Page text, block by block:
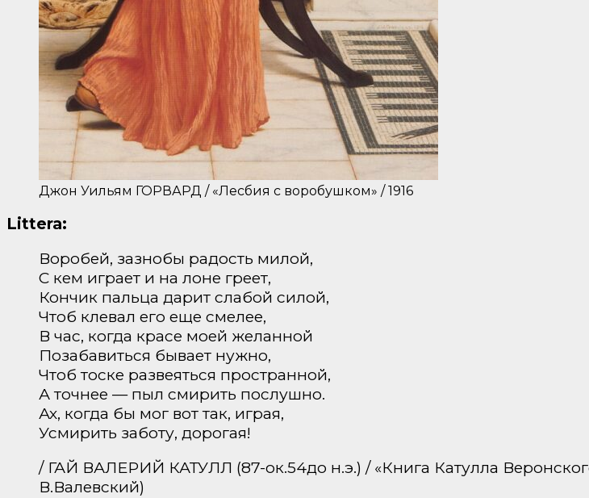
Джон Уильям ГОРВАРД / «Лесбия с воробушком» / 1916
Littera:
Воробей, зазнобы радость милой,
С кем играет и на лоне греет,
Кончик пальца дарит слабой силой,
Чтоб клевал его еще смелее,
В час, когда красе моей желанной
Позабавиться бывает нужно,
Чтоб тоске развеяться пространной,
А точнее — пыл смирить послушно.
Ах, когда бы мог вот так, играя,
Усмирить заботу, дорогая!
/ ГАЙ ВАЛЕРИЙ КАТУЛЛ (87-ок.54до н.э.) / «Книга Катулла
В.Валевский)